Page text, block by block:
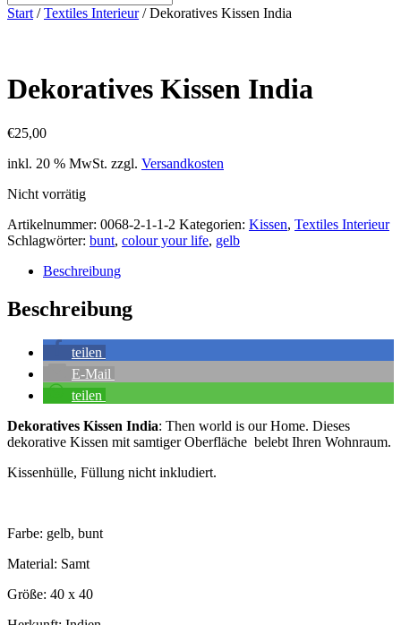
Start /Textiles Interieur/ Dekoratives Kissen India
Dekoratives Kissen India
€25,00
inkl. 20 % MwSt. zzgl. Versandkosten
Nicht vorrätig
Artikelnummer: 0068-2-1-1-2 Kategorien: Kissen, Textiles Interieur
Schlagwörter: bunt, colour your life, gelb
Beschreibung
Beschreibung
teilen
E-Mail
teilen
Dekoratives Kissen India: Then world is our Home. Dieses
dekorative Kissen mit samtiger Oberfläche belebt Ihren Wohnraum.
Kissenhülle, Füllung nicht inkludiert.
Farbe: gelb, bunt
Material: Samt
Größe: 40 x 40